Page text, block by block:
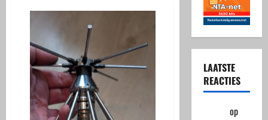
LAATSTE
REACTIES
op